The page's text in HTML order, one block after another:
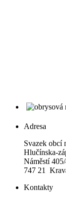
Adresa
Svazek obcí
Hlučínska-
Náměstí
747 21
Kontakty